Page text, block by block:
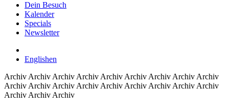
Dein Besuch
Kalender
Specials
Newsletter
Englishen
Archiv Archiv Archiv Archiv Archiv Archiv Archiv Archiv Archiv
Archiv Archiv Archiv Archiv Archiv Archiv Archiv Archiv Archiv
Archiv Archiv Archiv